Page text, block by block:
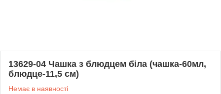
13629-04 Чашка з блюдцем біла (чашка-60мл,
блюдце-11,5 см)
Немає в наявності